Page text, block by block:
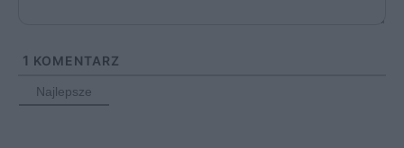
1 KOMENTARZ
Najlepsze